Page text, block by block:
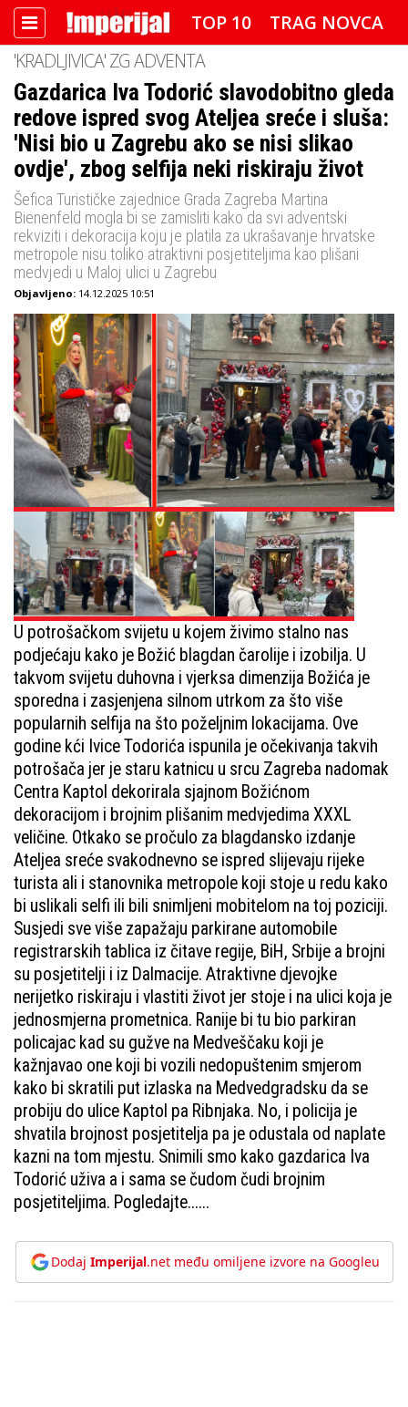
TOP 10
TRAG NOVCA
DETEKTOR
FOTO SPECIJAL
IMPERIJAL VIDEO
RADAR
IMPERIJAL & FREETIME
IMPERIJALOVE POZNATE FACE
'KRADLJIVICA' ZG ADVENTA
Gazdarica Iva Todorić slavodobitno gleda
redove ispred svog Ateljea sreće i sluša:
'Nisi bio u Zagrebu ako se nisi slikao
ovdje', zbog selfija neki riskiraju život
Šefica Turističke zajednice Grada Zagreba Martina
Bienenfeld mogla bi se zamisliti kako da svi adventski
rekviziti i dekoracija koju je platila za ukrašavanje hrvatske
metropole nisu toliko atraktivni posjetiteljima kao plišani
medvjedi u Maloj ulici u Zagrebu
Objavljeno: 14.12.2025 10:51
U potrošačkom svijetu u kojem živimo stalno nas
podjećaju kako je Božić blagdan čarolije i izobilja. U
takvom svijetu duhovna i vjerksa dimenzija Božića je
sporedna i zasjenjena silnom utrkom za što više
popularnih selfija na što poželjnim lokacijama. Ove
godine kći Ivice Todorića ispunila je očekivanja takvih
potrošača jer je staru katnicu u srcu Zagreba nadomak
Centra Kaptol dekorirala sjajnom Božićnom
dekoracijom i brojnim plišanim medvjedima XXXL
veličine. Otkako se pročulo za blagdansko izdanje
Ateljea sreće svakodnevno se ispred slijevaju rijeke
turista ali i stanovnika metropole koji stoje u redu kako
bi uslikali selfi ili bili snimljeni mobitelom na toj poziciji.
Susjedi sve više zapažaju parkirane automobile
registrarskih tablica iz čitave regije, BiH, Srbije a brojni
su posjetitelji i iz Dalmacije. Atraktivne djevojke
nerijetko riskiraju i vlastiti život jer stoje i na ulici koja je
jednosmjerna prometnica. Ranije bi tu bio parkiran
policajac kad su gužve na Medveščaku koji je
kažnjavao one koji bi vozili nedopuštenim smjerom
kako bi skratili put izlaska na Medvedgradsku da se
probiju do ulice Kaptol pa Ribnjaka. No, i policija je
shvatila brojnost posjetitelja pa je odustala od naplate
kazni na tom mjestu. Snimili smo kako gazdarica Iva
Todorić uživa a i sama se čudom čudi brojnim
posjetiteljima. Pogledajte......
Dodaj Imperijal.net među omiljene izvore na Googleu